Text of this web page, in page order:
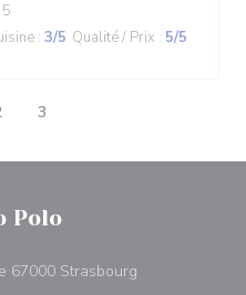
: 3/5 Qualité / Prix : 5/5
3
Polo
67000 Strasbourg((ouvre une